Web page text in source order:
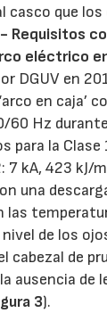
casco que los
Requisitos
eléctrico
DGUV en
en caja’
60 Hz
para la Clase
7 kA, 423 kJ/
una
las
de los
cabezal de
ausencia de
3).